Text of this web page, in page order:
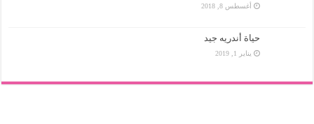
أغسطس 8, 2018
حياة أندريه جيد
يناير 1, 2019